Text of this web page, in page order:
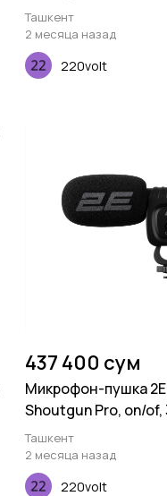
Ташкент
2 месяца назад
220volt
437 400 сум
Микрофон-пушка
Shoutgun Pro, on/of,
Ташкент
2 месяца назад
220volt